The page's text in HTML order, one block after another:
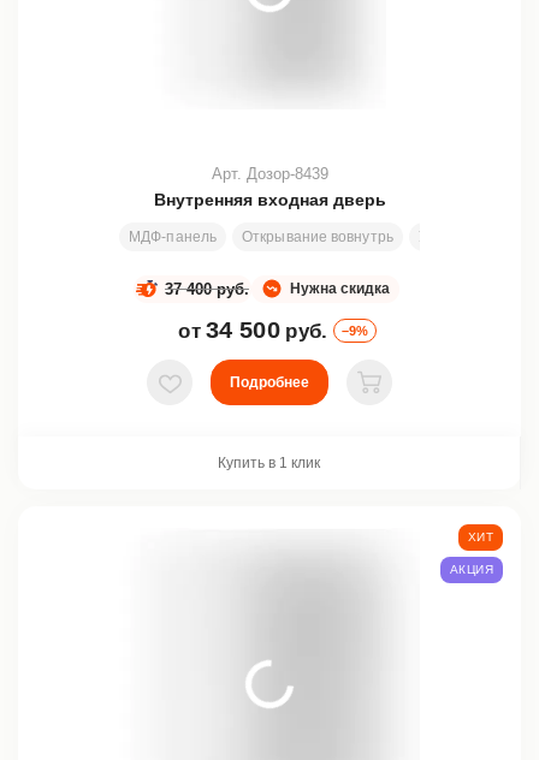
Внутренняя входная дверь
МДФ-панель Открывание вовнутрь Узор
Арт. Дозор-8439
Нужна скидка
37 400 руб.
от 34 500 руб. –9%
В избранное
Подробнее
В корзину
Купить в 1 клик
ХИТ
АКЦИЯ